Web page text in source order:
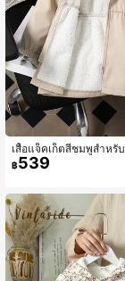
เสื้อแจ็คเก็ตสีชมพูสำหรั
ดและปกขนสัตว์ถอดออก
฿539